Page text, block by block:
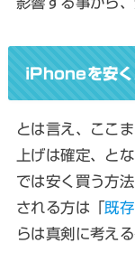
iPhoneを安く
とは言え、ここ
上げは確定、と
では安く買う方
される方は「既
らは真剣に考え